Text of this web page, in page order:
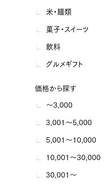
米・麺類
菓子・スイーツ
飲料
グルメギフト
価格から探す
～3,000
3,001～5,000
5,001～10,000
10,001～30,000
30,001～